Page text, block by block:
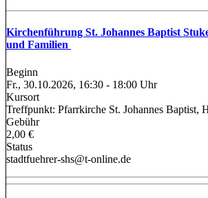
Kirchenführung St. Johannes Baptist
und Familien
Beginn
Fr., 30.10.2026, 16:30 - 18:00 Uhr
Kursort
Treffpunkt: Pfarrkirche St. Johannes Baptist,
Gebühr
2,00 €
Status
stadtfuehrer-shs@t-online.de